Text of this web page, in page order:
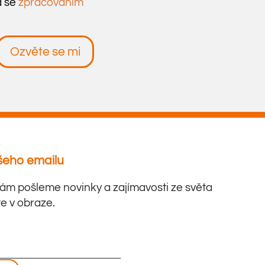
se zpracováním
Ozvěte se mi
emailu
pošleme novinky a zajímavosti ze světa
v obraze.